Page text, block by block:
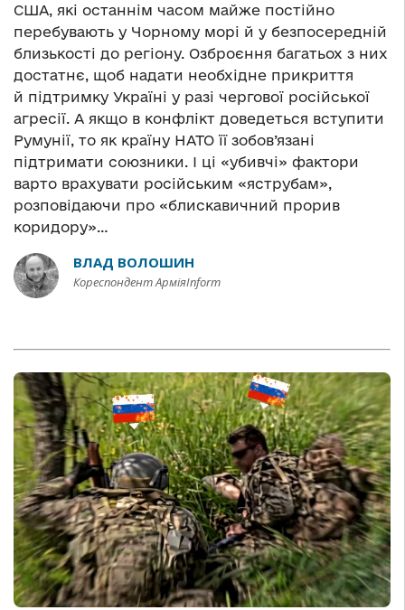
США, які останнім часом майже постійно
перебувають у Чорному морі й у безпосередній
близькості до регіону. Озброєння багатьох з них
достатнє, щоб надати необхідне прикриття
й підтримку Україні у разі чергової російської
агресії. А якщо в конфлікт доведеться вступити
Румунії, то як країну НАТО її зобов’язані
підтримати союзники. І ці «убивчі» фактори
варто врахувати російським «яструбам»,
розповідаючи про «блискавичний прорив
коридору»…
ВЛАД ВОЛОШИН
Кореспондент АрміяInform